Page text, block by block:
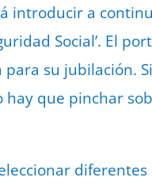
introducir a
Social’. El
su jubilación.
que pinchar
diferentes